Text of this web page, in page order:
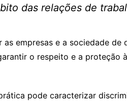
das relações de
empresas e a sociedade
o respeito e a
pode caracterizar